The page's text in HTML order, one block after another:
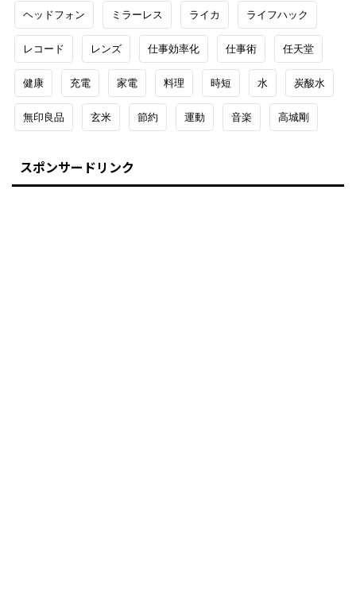
ヘッドフォン ミラーレス ライカ ライフハック
レコード レンズ 仕事効率化 仕事術 任天堂
健康 充電 家電 料理 時短 水 炭酸水
無印良品 玄米 節約 運動 音楽 高城剛
スポンサードリンク